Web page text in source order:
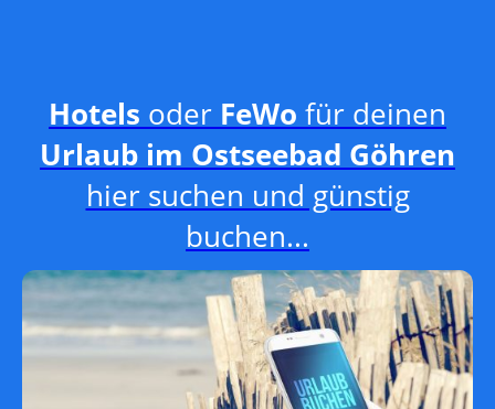
Hotels oder FeWo für deinen
Urlaub im Ostseebad Göhren
hier suchen und günstig
buchen...